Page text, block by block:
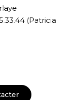
(Patricia